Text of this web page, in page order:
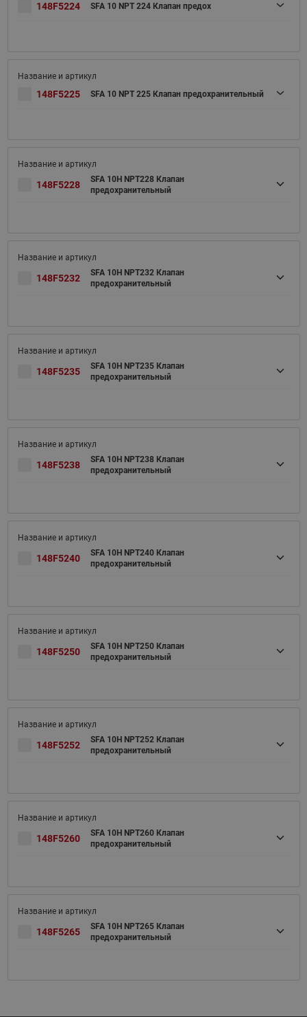
148F5224 SFA 10 NPT 224 Клапан предох
148F5225 SFA 10 NPT 225 Клапан предохранительный
148F5228
SFA 10H NPT228 Клапан
предохранительный
148F5232
SFA 10H NPT232 Клапан
предохранительный
148F5235
SFA 10H NPT235 Клапан
предохранительный
148F5238
SFA 10H NPT238 Клапан
предохранительный
148F5240
SFA 10H NPT240 Клапан
предохранительный
148F5250
SFA 10H NPT250 Клапан
предохранительный
148F5252
SFA 10H NPT252 Клапан
предохранительный
148F5260
SFA 10H NPT260 Клапан
предохранительный
148F5265
SFA 10H NPT265 Клапан
предохранительный